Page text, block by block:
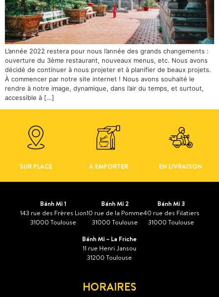
L’année 2022 restera pour nous l’année des grands changements :
ouverture du 3ème restaurant, nouveaux menus, etc. Nous avons
décidé de continuer à nous projeter et à planifier de beaux projets.
À commencer par notre site internet ! Nous avons souhaité le
rendre à notre image, dynamique, dans l’air du temps, et surtout,
accessible à […]
SUR PLACE À EMPORTER EN LIVRAISON
Bánh Mì 1
143 rue des Frères Lion
31000 Toulouse
Bánh Mì 2
10 rue de la Pomme
31000 Toulouse
Bánh Mì 3
40 rue des Filatiers
31000 Toulouse
Bánh Mì – La Friche
11 rue Henri Jansou
31200 Toulouse
HORAIRES